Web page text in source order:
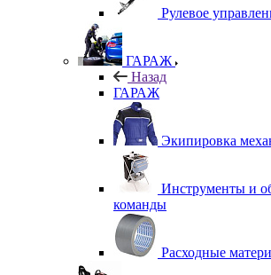
Рулевое
ГАРАЖ
Назад
ГАРАЖ
Экипировка
Инструменты и
команды
Расходные